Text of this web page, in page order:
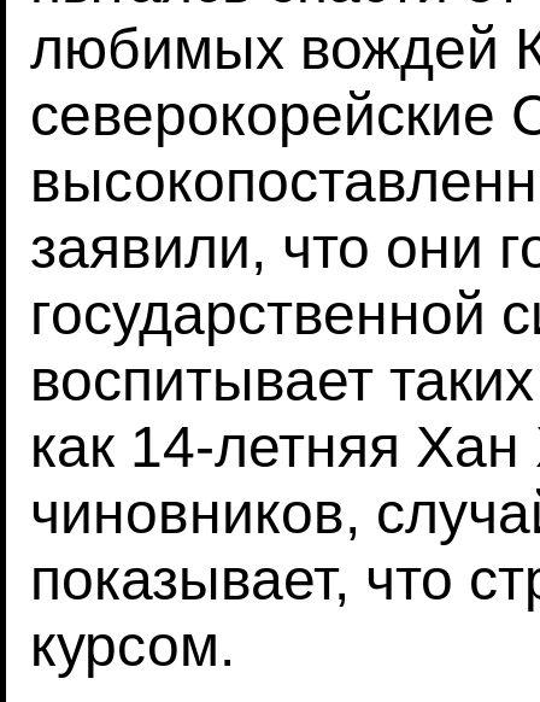
любимых вождей
заявили, что они
государственной
воспитывает
как 14-летняя
чиновников,
показывает, что
курсом.